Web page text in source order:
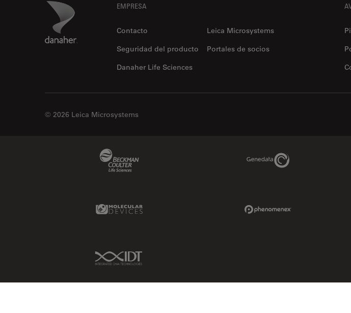
Danaher Logo EMPRESA
Contacto
Leica Microsystems
Seguridad del producto
Portales de socios
Danaher Life Sciences
© 2026 Leica Microsystems
Genedata Link
Molecular Devices Link
IDT Link